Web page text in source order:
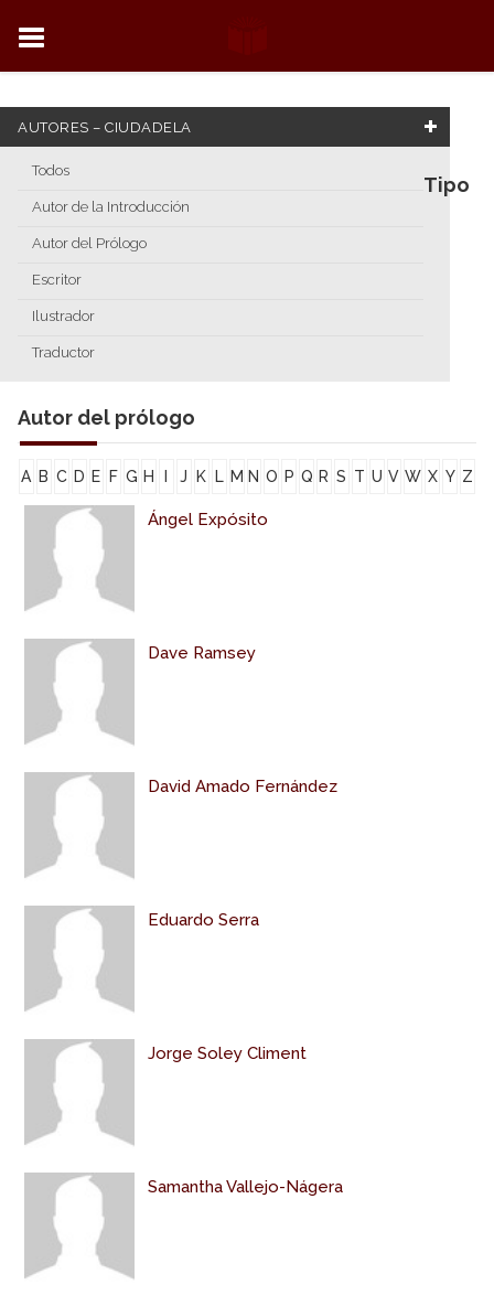
AUTORES – CIUDADELA
Todos
Autor de la Introducción
Autor del Prólogo
Escritor
Ilustrador
Traductor
Tipo
Autor del prólogo
A B C D E F G H J K L M N O P Q R S T U V W X Y Z
Ángel Expósito
Dave Ramsey
David Amado Fernández
Eduardo Serra
Jorge Soley Climent
Samantha Vallejo-Nágera